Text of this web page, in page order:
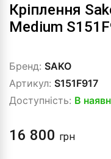
Кріплення
Medium
Бренд: SAKO
Артикул: S151F917
Доступність: В
16 800 грн